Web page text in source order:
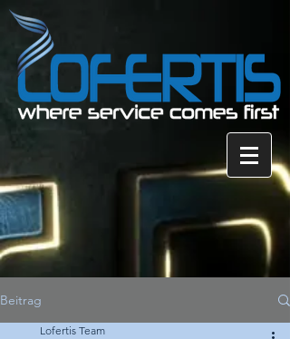
Beitrag
Lofertis Team